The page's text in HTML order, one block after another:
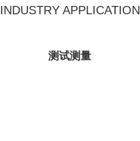
INDUSTRY APPLICATION
测试测量